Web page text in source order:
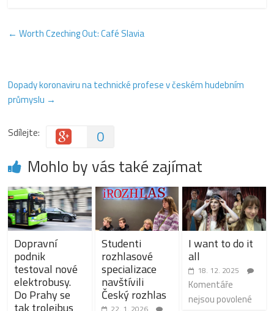
← Worth Czeching Out: Café Slavia
Dopady koronaviru na technické profese v českém hudebním
průmyslu →
Sdílejte: 0
Mohlo by vás také zajímat
Dopravní
podnik
testoval nové
elektrobusy.
Do Prahy se
tak trolejbus
Studenti
rozhlasové
specializace
navštívili
Český rozhlas
22. 1. 2026
I want to do it
all
18. 12. 2025
Komentáře
nejsou povolené